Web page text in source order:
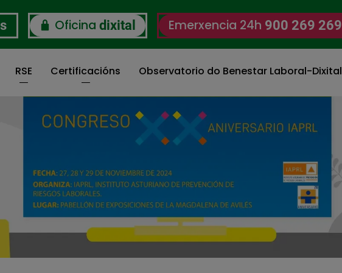
Oficina dixital Emerxencia 24h 900 269 269
RSE Certificacións Observatorio do Benestar Laboral-Dixital